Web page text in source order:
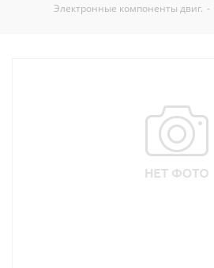
Электронные компоненты двиг. -